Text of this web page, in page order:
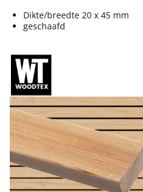
Dikte/breedte 20 x 45 mm
geschaafd